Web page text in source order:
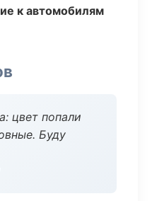
к автомобилям
цвет попали
Буду